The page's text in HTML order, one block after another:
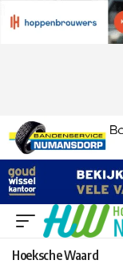
Hoeksche Waard